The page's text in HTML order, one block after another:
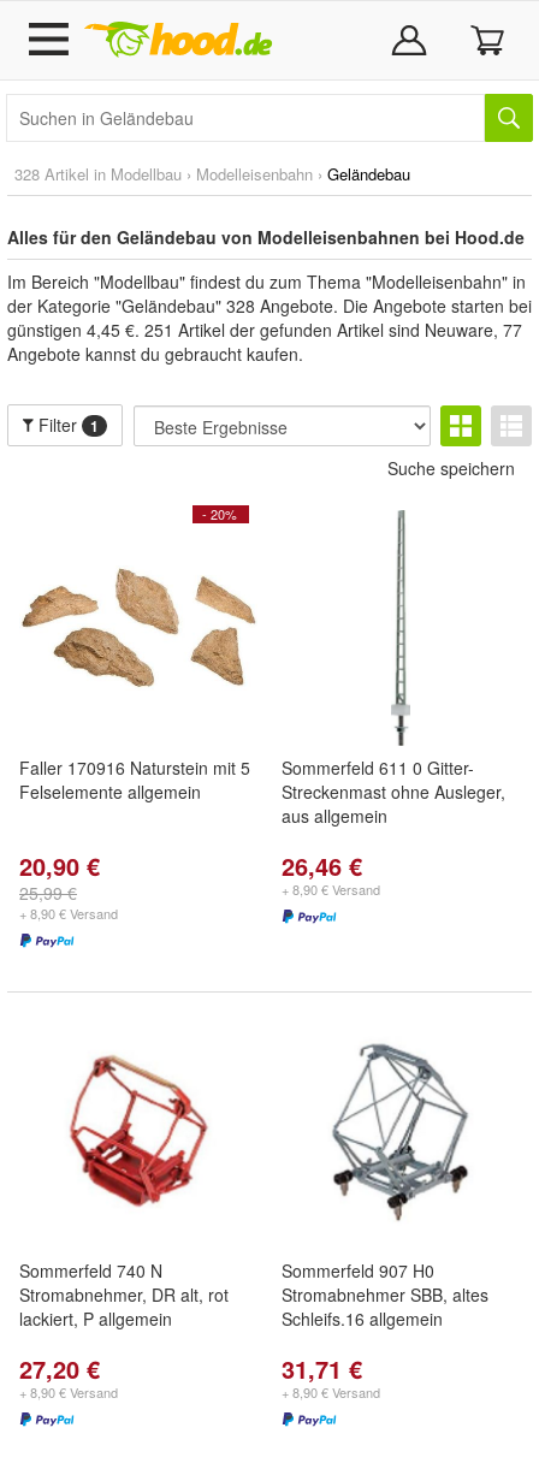
328 Artikel in Modellbau › Modelleisenbahn › Geländebau
Alles für den Geländebau von Modelleisenbahnen bei Hood.de
Im Bereich "Modellbau" findest du zum Thema "Modelleisenbahn" in
der Kategorie "Geländebau" 328 Angebote. Die Angebote starten bei
günstigen 4,45 €. 251 Artikel der gefunden Artikel sind Neuware, 77
Angebote kannst du gebraucht kaufen.
Filter 1
Suche speichern
- 20%
Faller 170916 Naturstein mit 5
Felselemente allgemein
20,90 €
25,99 €
+ 8,90 € Versand
Sommerfeld 611 0 Gitter-
Streckenmast ohne Ausleger,
aus allgemein
26,46 €
+ 8,90 € Versand
Sommerfeld 740 N
Stromabnehmer, DR alt, rot
lackiert, P allgemein
27,20 €
+ 8,90 € Versand
Sommerfeld 907 H0
Stromabnehmer SBB, altes
Schleifs.16 allgemein
31,71 €
+ 8,90 € Versand